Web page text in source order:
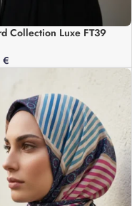
Collection Luxe FT39
€